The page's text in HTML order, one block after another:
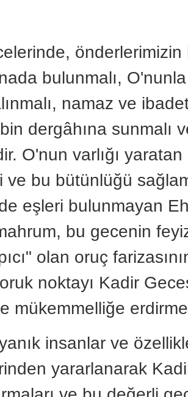
önderlerimizin
bulunmalı,
namaz ve
dergâhına sunmalı
O'nun varlığı
ve bu bütünlüğü
eşleri bulunmayan
bu gecenin
olan oruç
noktayı Kadir
mükemmelliğe
insanlar ve
yararlanarak